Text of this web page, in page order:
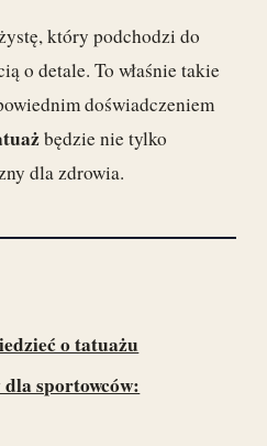
który podchodzi do
o detale. To właśnie takie
doświadczeniem
będzie nie tylko
dla zdrowia.
o tatuażu
sportowców: